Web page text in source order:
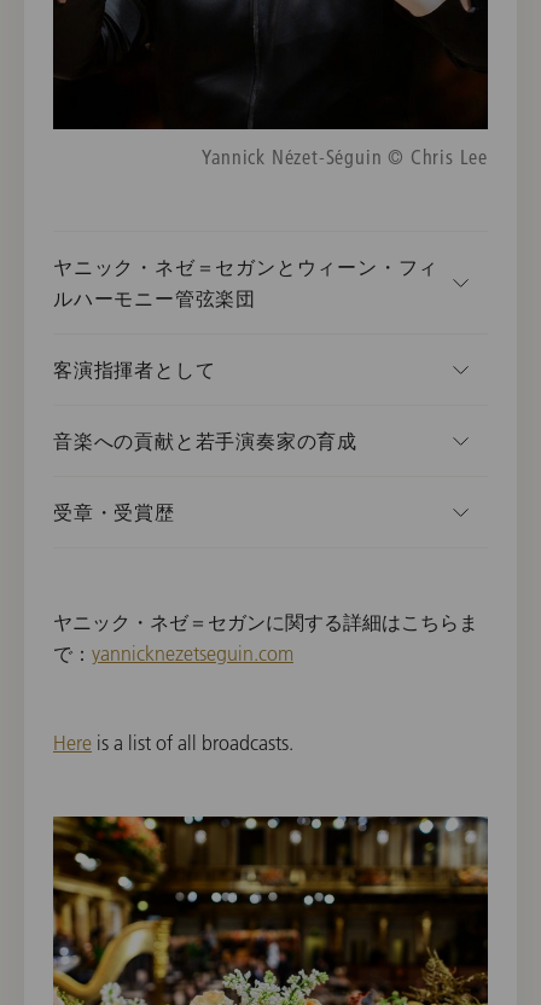
Yannick Nézet-Séguin © Chris Lee
ヤニック・ネゼ＝セガンとウィーン・フィ
ルハーモニー管弦楽団
客演指揮者として
音楽への貢献と若手演奏家の育成
受章・受賞歴
ヤニック・ネゼ＝セガンに関する詳細はこちらま
で： yannicknezetseguin.com
Here is a list of all broadcasts.